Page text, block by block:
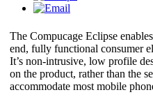
The Compucage Eclipse
end, fully functional consumer
It’s non-intrusive, low profile
on the product, rather than the
accommodate most mobile